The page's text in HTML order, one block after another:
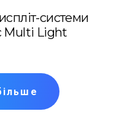
системи
Multi Light